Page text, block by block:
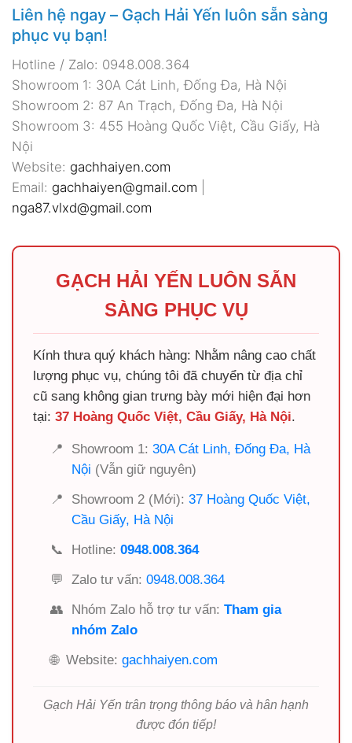
Liên hệ ngay – Gạch Hải Yến luôn sẵn sàng
phục vụ bạn!
Hotline / Zalo: 0948.008.364
Showroom 1: 30A Cát Linh, Đống Đa, Hà Nội
Showroom 2: 87 An Trạch, Đống Đa, Hà Nội
Showroom 3: 455 Hoàng Quốc Việt, Cầu Giấy, Hà
Nội
Website: gachhaiyen.com
Email: gachhaiyen@gmail.com
nga87.vlxd@gmail.com
GẠCH HẢI YẾN LUÔN SẴN
SÀNG PHỤC VỤ
Kính thưa quý khách hàng: Nhằm nâng cao chất
lượng phục vụ, chúng tôi đã chuyển từ địa chỉ
cũ sang không gian trưng bày mới hiện đại hơn
tại: 37 Hoàng Quốc Việt, Cầu Giấy, Hà Nội.
📍 Showroom 1: 30A Cát Linh, Đống Đa, Hà
Nội (Vẫn giữ nguyên)
📍
Showroom 2 (Mới): 37 Hoàng Quốc Việt,
Cầu Giấy, Hà Nội
📞
Hotline: 0948.008.364
💬
Zalo tư vấn: 0948.008.364
👥
Nhóm Zalo hỗ trợ tư vấn: Tham gia
nhóm Zalo
🌐 Website: gachhaiyen.com
Gạch Hải Yến trân trọng thông báo và hân hạnh
được đón tiếp!